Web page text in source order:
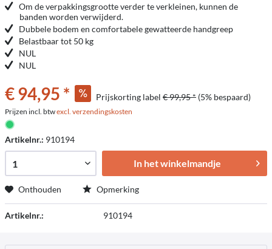
Om de verpakkingsgrootte verder te verkleinen, kunnen de
banden worden verwijderd.
Dubbele bodem en comfortabele gewatteerde handgreep
Belastbaar tot 50 kg
NUL
NUL
€ 94,95 * Prijskorting label € 99,95 * (5% bespaard)
Prijzen incl. btwexcl. verzendingskosten
Artikelnr.: 910194
In het winkelmandje
Onthouden Opmerking
Artikelnr.: 910194